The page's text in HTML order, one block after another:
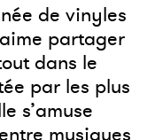
de vinyles
partager
dans le
par les plus
s’amuse
musiques